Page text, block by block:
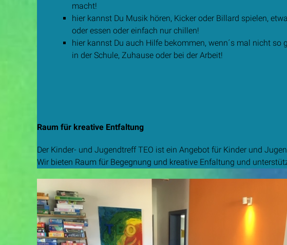
macht!
hier kannst Du Musik hören, Kicker oder Billard spielen,
oder essen oder einfach nur chillen!
hier kannst Du auch Hilfe bekommen, wenn´s mal nicht so
in der Schule, Zuhause oder bei der Arbeit!
Raum für kreative Entfaltung
Der Kinder- und Jugendtreff TEO ist ein Angebot für Kinder und
Wir bieten Raum für Begegnung und kreative Enfaltung und